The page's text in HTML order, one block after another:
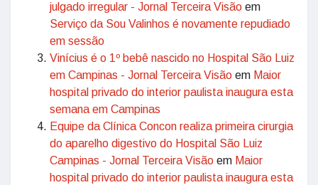
julgado irregular - Jornal Terceira Visão em
Serviço da Sou Valinhos é novamente repudiado
em sessão
Vinícius é o 1º bebê nascido no Hospital São Luiz
em Campinas - Jornal Terceira Visão em Maior
hospital privado do interior paulista inaugura esta
semana em Campinas
Equipe da Clínica Concon realiza primeira cirurgia
do aparelho digestivo do Hospital São Luiz
Campinas - Jornal Terceira Visão em Maior
hospital privado do interior paulista inaugura esta